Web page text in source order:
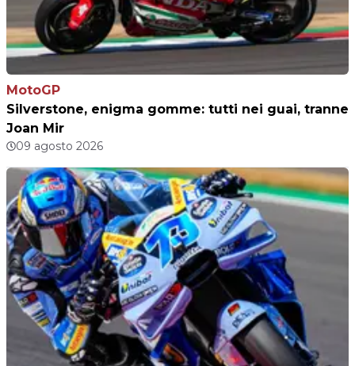
MotoGP
Silverstone, enigma gomme: tutti nei guai, tranne
Joan Mir
09 agosto 2026